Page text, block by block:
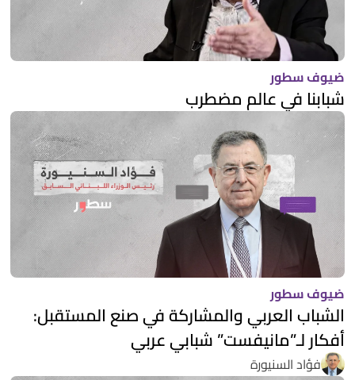
ضيوف سطور
شبابنا في عالم مضطرب
ضيوف سطور
الشباب العربي والمشاركة في صنع المستقبل:
أفكار لـ”مانيفست” شبابي عربي
فؤاد السنيورة